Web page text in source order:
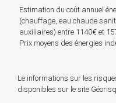
Estimation du coût annuel
(chauffage, eau chaude
auxiliaires) entre 1140€ et
Prix moyens des énergies
Le informations sur les
disponibles sur le site